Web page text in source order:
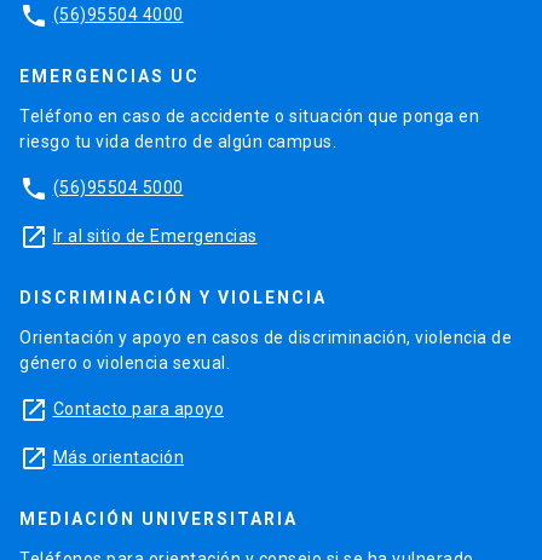
phone (56)95504 4000
EMERGENCIAS UC
Teléfono en caso de accidente o situación que ponga en
riesgo tu vida dentro de algún campus.
phone (56)95504 5000
launch Ir al sitio de Emergencias
DISCRIMINACIÓN Y VIOLENCIA
Orientación y apoyo en casos de discriminación, violencia de
género o violencia sexual.
launch Contacto para apoyo
launch Más orientación
MEDIACIÓN UNIVERSITARIA